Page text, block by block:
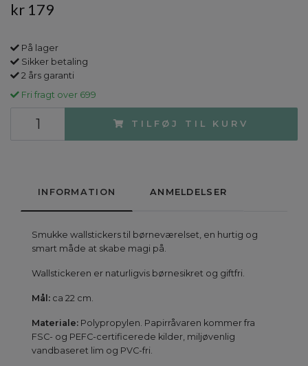
kr 179
På lager
Sikker betaling
2 års garanti
Fri fragt over 699
TILFØJ TIL KURV
INFORMATION ANMELDELSER
Smukke wallstickers til børneværelset, en hurtig og
smart måde at skabe magi på.
Wallstickeren er naturligvis børnesikret og giftfri.
Mål: ca 22 cm.
Materiale: Polypropylen. Papirråvaren kommer fra
FSC- og PEFC-certificerede kilder, miljøvenlig
vandbaseret lim og PVC-fri.